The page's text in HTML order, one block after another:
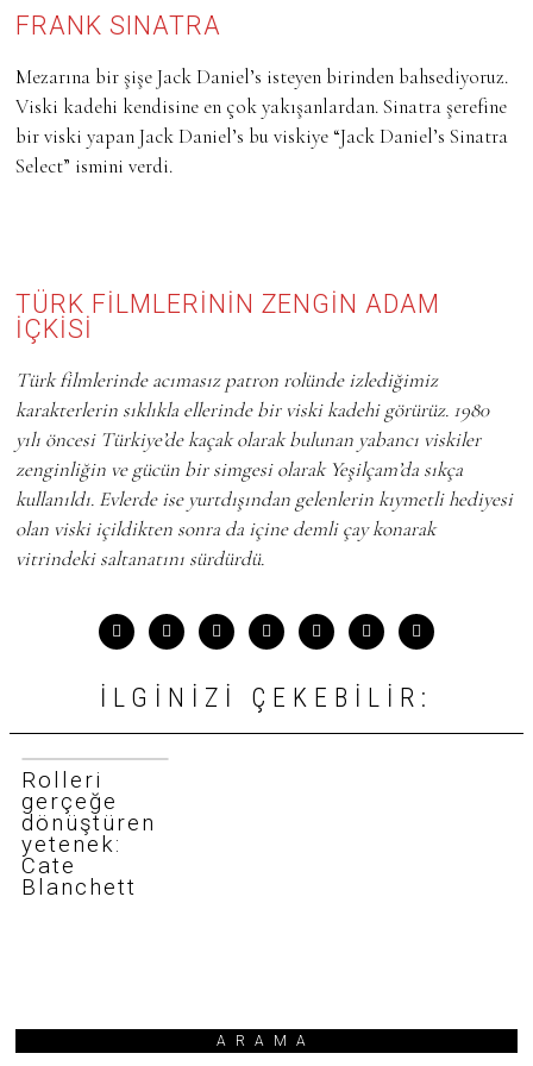
FRANK SINATRA
Mezarına bir şişe Jack Daniel’s isteyen birinden bahsediyoruz.
Viski kadehi kendisine en çok yakışanlardan. Sinatra şerefine
bir viski yapan Jack Daniel’s bu viskiye “Jack Daniel’s Sinatra
Select” ismini verdi.
TÜRK FİLMLERİNİN ZENGİN ADAM
İÇKİSİ
Türk filmlerinde acımasız patron rolünde izlediğimiz
karakterlerin sıklıkla ellerinde bir viski kadehi görürüz. 1980
yılı öncesi Türkiye’de kaçak olarak bulunan yabancı viskiler
zenginliğin ve gücün bir simgesi olarak Yeşilçam’da sıkça
kullanıldı. Evlerde ise yurtdışından gelenlerin kıymetli hediyesi
olan viski içildikten sonra da içine demli çay konarak
vitrindeki saltanatını sürdürdü.
İLGINIZI ÇEKEBILIR:
Rolleri
gerçeğe
dönüştüren
yetenek:
Cate
Blanchett
ARAMA